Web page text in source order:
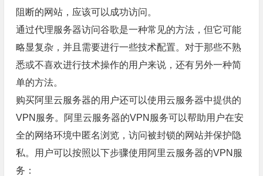
阻断的网站，应该可以成功访问。
通过代理服务器访问谷歌是一种常见的方法，但它可能
略显复杂，并且需要进行一些技术配置。对于那些不熟
悉或不喜欢进行技术操作的用户来说，还有另外一种简
单的方法。
购买阿里云服务器的用户还可以使用云服务器中提供的
VPN服务。阿里云服务器的VPN服务可以帮助用户在安
全的网络环境中匿名浏览，访问被封锁的网站并保护隐
私。用户可以按照以下步骤使用阿里云服务器的VPN服
务：